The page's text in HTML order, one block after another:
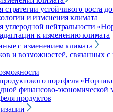
устойчивого роста до
и изменения климата
нейтральности
к изменению климата
с изменением климата
и возможностей, связанных с
портфеля
финансово-экономической
продуктов